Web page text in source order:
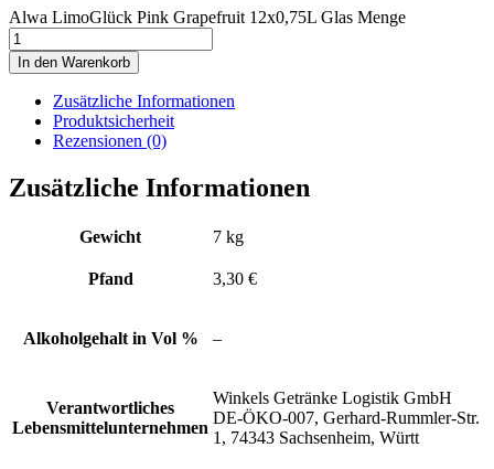
Alwa LimoGlück Pink Grapefruit 12x0,75L Glas Menge
In den Warenkorb
Zusätzliche Informationen
Produktsicherheit
Rezensionen (0)
Zusätzliche Informationen
Gewicht 7 kg
Pfand 3,30 €
Alkoholgehalt in Vol % –
Verantwortliches
Lebensmittelunternehmen
Winkels Getränke Logistik GmbH
DE-ÖKO-007, Gerhard-Rummler-Str.
1, 74343 Sachsenheim, Württ